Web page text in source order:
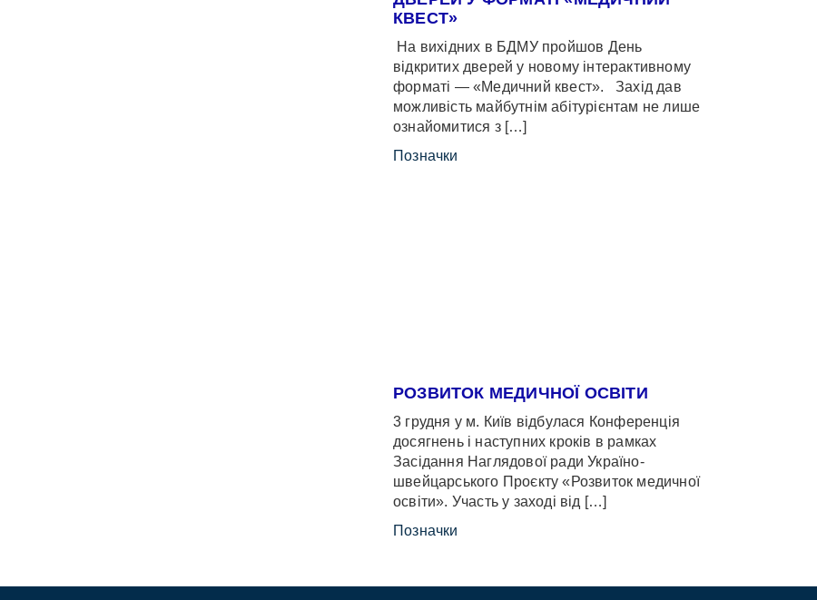
КВЕСТ»
На вихідних в БДМУ пройшов День
відкритих дверей у новому інтерактивному
форматі — «Медичний квест». Захід дав
можливість майбутнім абітурієнтам не лише
ознайомитися з […]
Позначки
РОЗВИТОК МЕДИЧНОЇ ОСВІТИ
3 грудня у м. Київ відбулася Конференція
досягнень і наступних кроків в рамках
Засідання Наглядової ради Україно-
швейцарського Проєкту «Розвиток медичної
освіти». Участь у заході від […]
Позначки